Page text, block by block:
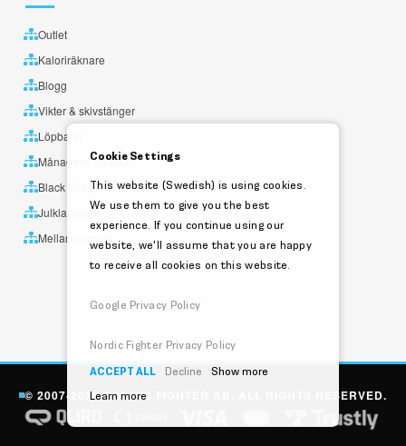
Outlet
Kaloriräknare
Blogg
Vikter & skivstänger
Löpband
Månadens utvalda
Black Friday
Julklappstips
Mellandagsrea
© 2007-2026 NORDIC FIGHTER AB. ALL RIGHTS RESERVED.
Cookie Settings
This website (Swedish) is using cookies.
We use them to give you the best
experience. If you continue using our
website, we'll assume that you are happy
to receive all cookies on this website.
Google Privacy Policy
Nordic Fighter Privacy Policy
ACCEPT ALL
Decline
Show more
Learn more